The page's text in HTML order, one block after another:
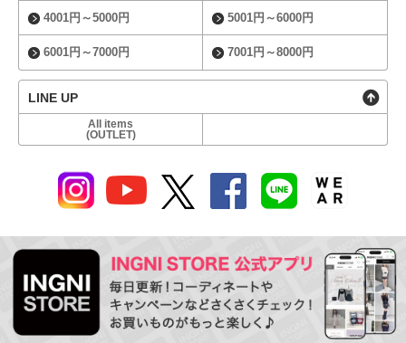
4001円～5000円 5001円～6000円
6001円～7000円 7001円～8000円
LINE UP
All items
(OUTLET)